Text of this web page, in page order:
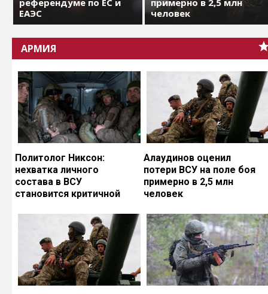
референдуме по ЕС и
ЕАЭС
примерно в 2,5 млн
человек
АРМИЯ
Политолог Никсон:
нехватка личного
состава в ВСУ
становится критичной
Алаудинов оценил
потери ВСУ на поле боя
примерно в 2,5 млн
человек